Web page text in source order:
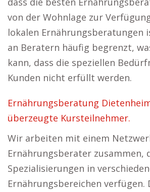
von der Wohnlage zur
lokalen Ernährungsberatungen
an Beratern häufig begrenzt,
kann, dass die speziellen
Kunden nicht erfüllt werden.
Ernährungsberatung
überzeugte Kursteilnehmer.
Wir arbeiten mit einem
Ernährungsberater zusammen,
Spezialisierungen in
Ernährungsbereichen verfügen.